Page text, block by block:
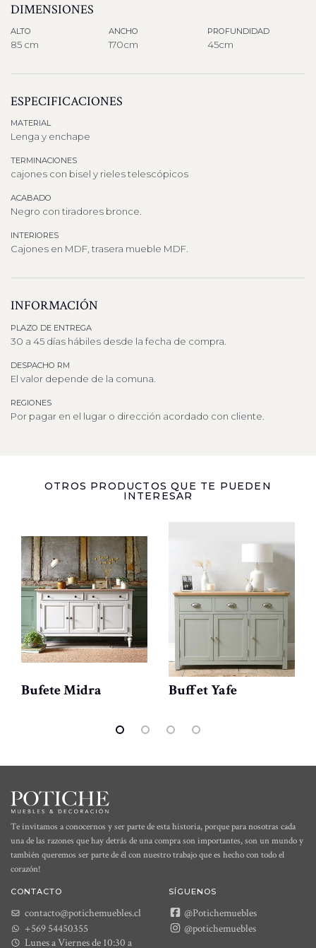
DIMENSIONES
ALTO
85 cm
ANCHO
170cm
PROFUNDIDAD
45cm
ESPECIFICACIONES
MATERIAL
Lenga y enchape
TERMINACIONES
cajones con bisel y rieles telescópicos
ACABADO
Negro con tiradores bronce.
INTERIORES
Cajones en MDF, trasera mueble MDF.
INFORMACIÓN
PLAZO DE ENTREGA
30 a 45 días hábiles desde la fecha de compra.
DESPACHO RM
El valor depende de la comuna.
REGIONES
Por pagar en el lugar o dirección acordado con cliente.
OTROS PRODUCTOS QUE TE PUEDEN
INTERESAR
Bufete Midra Buffet Yafe
Te invitamos a conocernos y ser parte de esta historia, porque para nosotras cada
una de las razones que hay detrás de una compra son importantes, son un mundo y
también queremos ser parte de él con nuestro trabajo que es hecho con todo el
corazón!
CONTACTO
contacto@potichemuebles.cl
+569 54450355
Lunes a Viernes de 10:30 a
SÍGUENOS
@Potichemuebles
@potichemuebles